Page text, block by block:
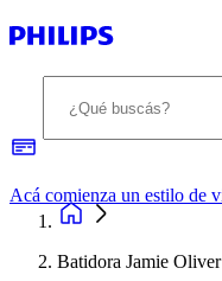
Batidora Jamie Oliver